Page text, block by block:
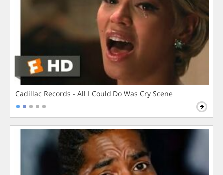
Cadillac Records - All I Could Do Was Cry Scene